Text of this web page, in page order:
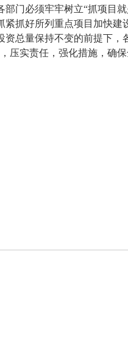
部门必须牢牢树立“抓项目就
紧抓好所列重点项目加快建
资总量保持不变的前提下
压实责任，强化措施，确